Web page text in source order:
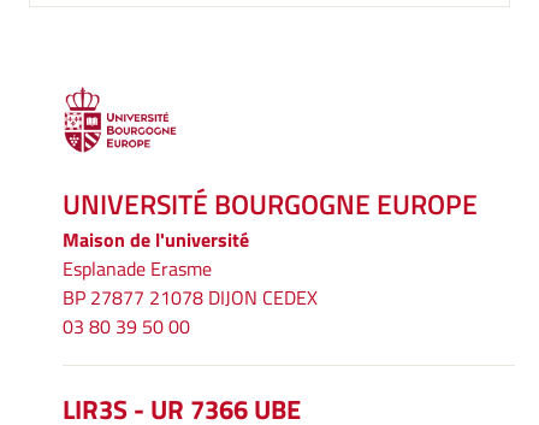
UNIVERSITÉ BOURGOGNE EUROPE
Maison de l'université
Esplanade Erasme
BP 27877 21078 DIJON CEDEX
03 80 39 50 00
LIR3S - UR 7366 UBE